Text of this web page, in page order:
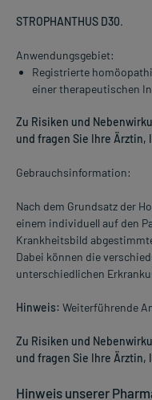
STROPHANTHUS D30.
Anwendungsgebiet:
Registrierte
einer therapeutischen
Zu Risiken und
und fragen Sie Ihre Ärztin,
Gebrauchsinformation:
Nach dem Grundsatz der
einem individuell auf den
Krankheitsbild
Dabei können die
unterschiedlichen
Hinweis: Weiterführende
Zu Risiken und
und fragen Sie Ihre Ärztin,
Hinweis unserer